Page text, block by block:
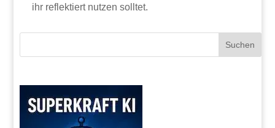
ihr reflektiert nutzen solltet.